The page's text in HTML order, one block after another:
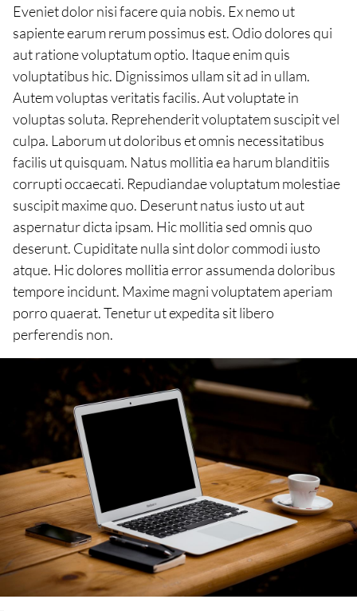
Eveniet dolor nisi facere quia nobis. Ex nemo ut
sapiente earum rerum possimus est. Odio dolores qui
aut ratione voluptatum optio. Itaque enim quis
voluptatibus hic. Dignissimos ullam sit ad in ullam.
Autem voluptas veritatis facilis. Aut voluptate in
voluptas soluta. Reprehenderit voluptatem suscipit vel
culpa. Laborum ut doloribus et omnis necessitatibus
facilis ut quisquam. Natus mollitia ea harum blanditiis
corrupti occaecati. Repudiandae voluptatum molestiae
suscipit maxime quo. Deserunt natus iusto ut aut
aspernatur dicta ipsam. Hic mollitia sed omnis quo
deserunt. Cupiditate nulla sint dolor commodi iusto
atque. Hic dolores mollitia error assumenda doloribus
tempore incidunt. Maxime magni voluptatem aperiam
porro quaerat. Tenetur ut expedita sit libero
perferendis non.